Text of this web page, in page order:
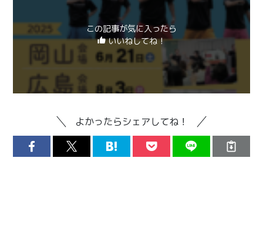
この記事が気に入ったら
いいねしてね！
よかったらシェアしてね！